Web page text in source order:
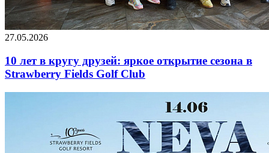
27.05.2026
10 лет в кругу друзей: яркое открытие сезона в
Strawberry Fields Golf Club